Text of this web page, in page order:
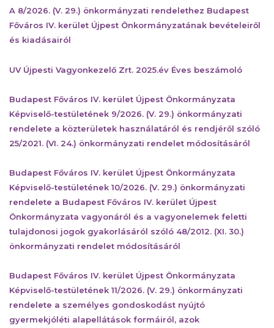
A 8/2026. (V. 29.) önkormányzati rendelethez Budapest
Főváros IV. kerület Újpest Önkormányzatának bevételeiről
és kiadásairól
UV Újpesti Vagyonkezelő Zrt. 2025.év Éves beszámoló
Budapest Főváros IV. kerület Újpest Önkormányzata
Képviselő-testületének 9/2026. (V. 29.) önkormányzati
rendelete a közterületek használatáról és rendjéről szóló
25/2021. (VI. 24.) önkormányzati rendelet módosításáról
Budapest Főváros IV. kerület Újpest Önkormányzata
Képviselő-testületének 10/2026. (V. 29.) önkormányzati
rendelete a Budapest Főváros IV. kerület Újpest
Önkormányzata vagyonáról és a vagyonelemek feletti
tulajdonosi jogok gyakorlásáról szóló 48/2012. (XI. 30.)
önkormányzati rendelet módosításáról
Budapest Főváros IV. kerület Újpest Önkormányzata
Képviselő-testületének 11/2026. (V. 29.) önkormányzati
rendelete a személyes gondoskodást nyújtó
gyermekjóléti alapellátások formáiról, azok